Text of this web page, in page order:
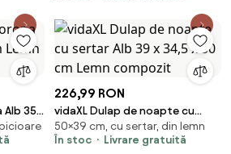
35 x
masiv
226,99 RON
vidaXL Dulap de noapte cu
sertar Alb 39 x 34,5 x 50 cm
Lemn compozit
50×39 cm, cu sertar, din lemn
În stoc
Livrare gratuită